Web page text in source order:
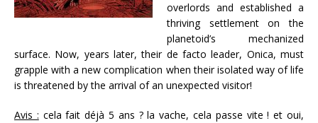
overlords and established a
thriving settlement on the
planetoid’s mechanized
surface. Now, years later, their de facto leader, Onica, must
grapple with a new complication when their isolated way of life
is threatened by the arrival of an unexpected visitor!
Avis : cela fait déjà 5 ans ? la vache, cela passe vite ! et oui,